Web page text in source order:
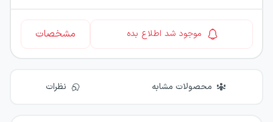
موجود شد اطلاع بده مشخصات
محصولات مشابه نظرات